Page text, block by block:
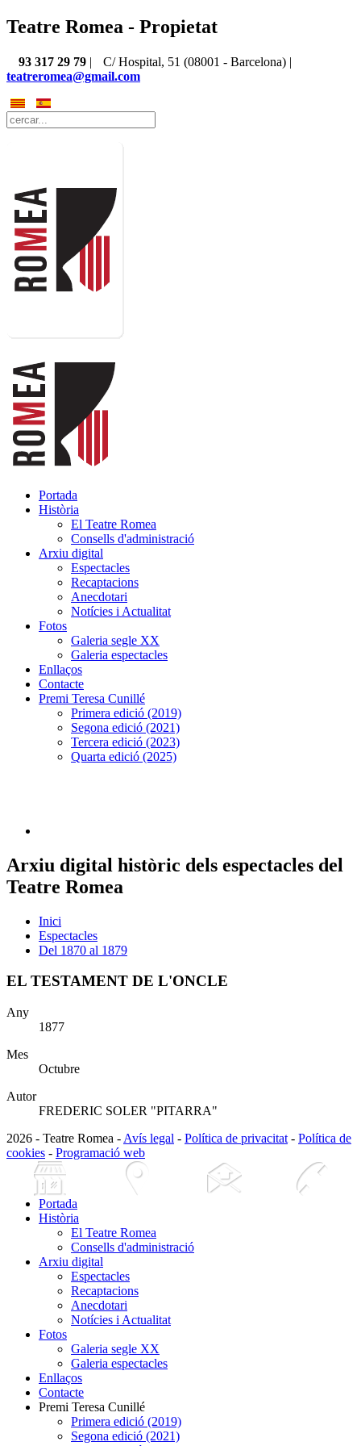
Teatre Romea - Propietat
93 317 29 79 |
C/ Hospital, 51 (08001 - Barcelona) |
teatreromea@gmail.com
Portada
Història
El Teatre Romea
Consells d'administració
Arxiu digital
Espectacles
Recaptacions
Anecdotari
Notícies i Actualitat
Fotos
Galeria segle XX
Galeria espectacles
Enllaços
Contacte
Premi Teresa Cunillé
Primera edició (2019)
Segona edició (2021)
Tercera edició (2023)
Quarta edició (2025)
Arxiu digital històric dels espectacles del
Teatre Romea
Inici
Espectacles
Del 1870 al 1879
EL TESTAMENT DE L'ONCLE
Any
1877
Mes
Octubre
Autor
FREDERIC SOLER "PITARRA"
2026 - Teatre Romea - Avís legal - Política de privacitat - Política de
cookies - Programació web
Portada
Història
El Teatre Romea
Consells d'administració
Arxiu digital
Espectacles
Recaptacions
Anecdotari
Notícies i Actualitat
Fotos
Galeria segle XX
Galeria espectacles
Enllaços
Contacte
Premi Teresa Cunillé
Primera edició (2019)
Segona edició (2021)